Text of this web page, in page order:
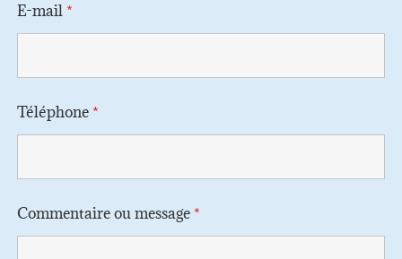
E-mail *
Téléphone *
Commentaire ou message *